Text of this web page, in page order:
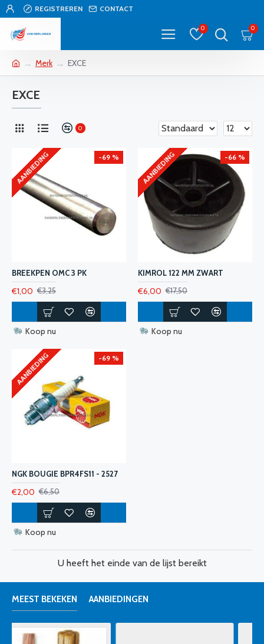
REGISTREREN CONTACT
0 0
Merk EXCE
EXCE
0
AANBIEDING -69 %
BREEKPEN OMC 3 PK
€1,00 €3,25
Koop nu
AANBIEDING -66 %
KIMROL 122 MM ZWART
€6,00 €17,50
Koop nu
AANBIEDING -69 %
NGK BOUGIE BPR4FS11 - 2527
€2,00 €6,50
Koop nu
U heeft het einde van de lijst bereikt
MEEST BEKEKEN AANBIEDINGEN